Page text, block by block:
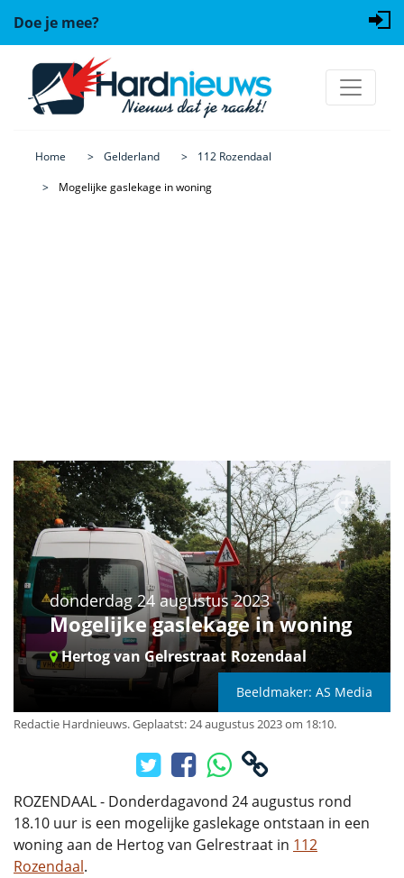
Doe je mee?
Home Gelderland
112 Rozendaal
Mogelijke gaslekage in woning
donderdag 24 augustus 2023
Mogelijke gaslekage in woning
Hertog van Gelrestraat Rozendaal
Beeldmaker: AS Media
Redactie Hardnieuws.Geplaatst: 24 augustus 2023 om 18:10.
ROZENDAAL - Donderdagavond 24 augustus rond
18.10 uur is een mogelijke gaslekage ontstaan in een
woning aan de Hertog van Gelrestraat in 112
Rozendaal.